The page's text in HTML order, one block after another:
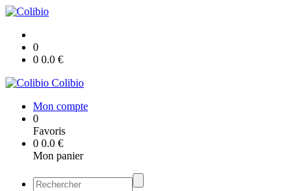
0
0 0.0 €
Colibio
Mon compte
0
Favoris
0 0.0 €
Mon panier